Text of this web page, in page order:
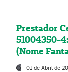
Prestador
51004350-
(Nome
01 de Abril de